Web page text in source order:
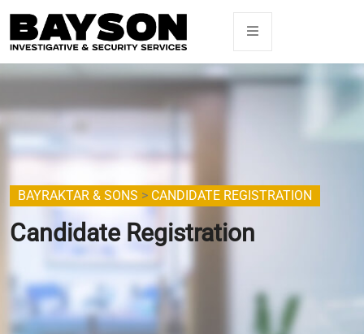
BAYRAKTAR & SONS > CANDIDATE REGISTRATION
Candidate Registration